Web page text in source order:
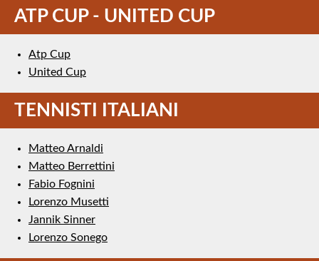
ATP CUP - UNITED CUP
Atp Cup
United Cup
TENNISTI ITALIANI
Matteo Arnaldi
Matteo Berrettini
Fabio Fognini
Lorenzo Musetti
Jannik Sinner
Lorenzo Sonego